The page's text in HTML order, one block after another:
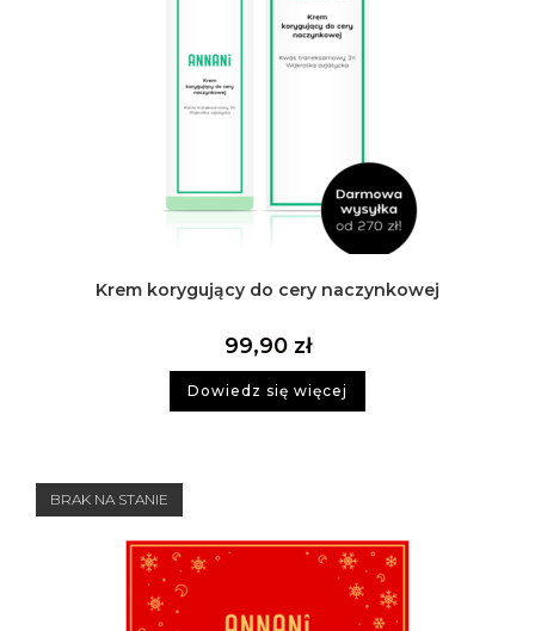
Krem korygujący do cery naczynkowej
99,90 zł
Dowiedz się więcej
BRAK NA STANIE